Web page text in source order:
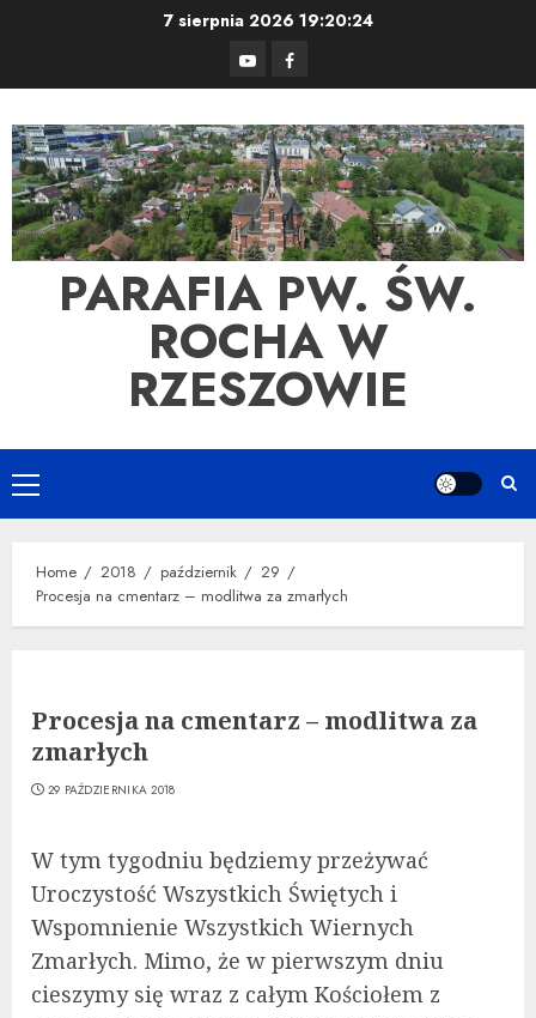
7 sierpnia 2026 19:20:24
YouTubeFacebook
PARAFIA PW. ŚW.
ROCHA W
RZESZOWIE
Primary
Menu
Home 2018 październik
29
Procesja na cmentarz – modlitwa za zmarłych
Procesja na cmentarz – modlitwa za
zmarłych
29 PAŹDZIERNIKA 2018
W tym tygodniu będziemy przeżywać
Uroczystość Wszystkich Świętych i
Wspomnienie Wszystkich Wiernych
Zmarłych. Mimo, że w pierwszym dniu
cieszymy się wraz z całym Kościołem z